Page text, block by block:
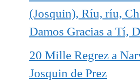
(Josquin), Ríu, ríu,
Damos Gracias a Tí,
20 Mille Regrez a
Josquin de Prez